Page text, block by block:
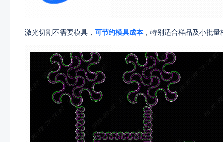
激光切割不需要模具， 可节约模具成本 ，特别适合样品及小批